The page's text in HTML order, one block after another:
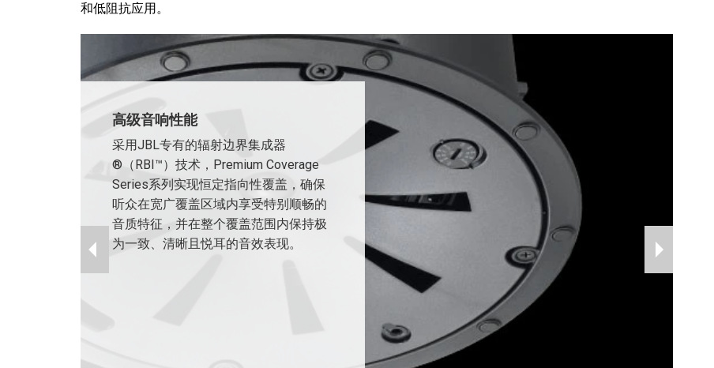
和低阻抗应用。
高级音响性能
采用JBL专有的辐射边界集成器
®（RBI™）技术，Premium Coverage
Series系列实现恒定指向性覆盖，确保
听众在宽广覆盖区域内享受特别顺畅的
音质特征，并在整个覆盖范围内保持极
为一致、清晰且悦耳的音效表现。